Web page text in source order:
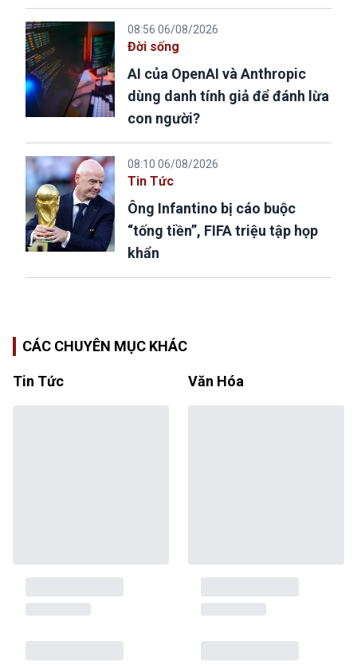
08:56 06/08/2026
Đời sống
AI của OpenAI và Anthropic
dùng danh tính giả để đánh lừa
con người?
08:10 06/08/2026
Tin Tức
Ông Infantino bị cáo buộc
“tống tiền”, FIFA triệu tập họp
khẩn
CÁC CHUYÊN MỤC KHÁC
Tin Tức Văn Hóa